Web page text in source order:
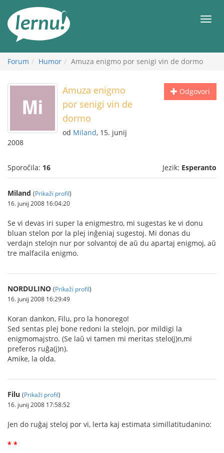
vsebini
Meni
Forum Humor Amuza enigmo por senigi vin de dormo
Odgovori
Amuza enigmo
por senigi vin de
dormo
od Miland, 15. junij
2008
Sporočila: 16 Jezik: Esperanto
Miland (Prikaži profil)
16. junij 2008 16:04:20
Se vi devas iri super la enigmestro, mi sugestas ke vi donu
bluan stelon por la plej inĝeniaj sugestoj. Mi donas du
verdajn stelojn nur por solvantoj de aŭ du apartaj enigmoj, aŭ
tre malfacila enigmo.
NORDULINO (Prikaži profil)
16. junij 2008 16:29:49
Koran dankon, Filu, pro la honorego!
Sed sentas plej bone redoni la stelojn, por mildigi la
enigmomajstro. (Se laŭ vi tamen mi meritas stelo(j)n,mi
preferos ruĝa(j)n).
Amike, la olda.
Filu (Prikaži profil)
16. junij 2008 17:58:52
Jen do ruĝaj steloj por vi, lerta kaj estimata simillatitudanino:
* *